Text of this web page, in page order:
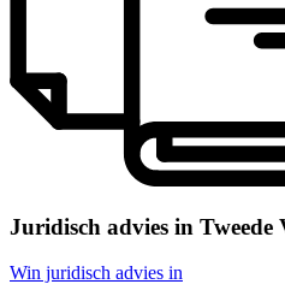
Juridisch advies in Tweede
Win juridisch advies in